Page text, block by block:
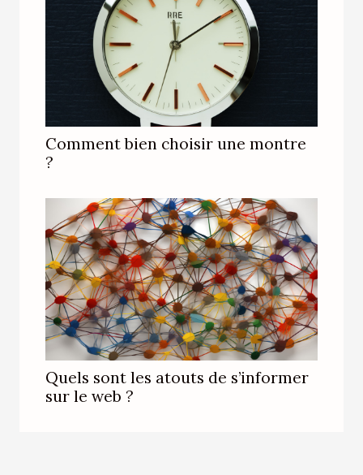
Comment bien choisir une montre
?
Quels sont les atouts de s’informer
sur le web ?